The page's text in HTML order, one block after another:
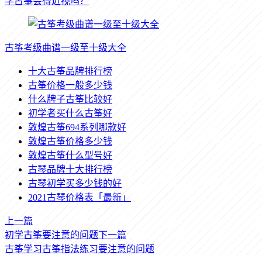
古筝考级曲谱一级至十级大全
十大古筝品牌排行榜
古筝价格一般多少钱
什么牌子古筝比较好
初学者买什么古筝好
敦煌古筝694系列哪款好
敦煌古筝价格多少钱
敦煌古筝什么型号好
古琴品牌十大排行榜
古琴初学买多少钱的好
2021古琴价格表「最新」
上一篇
初学古筝要注意的问题下一篇
古筝学习古筝指法练习要注意的问题